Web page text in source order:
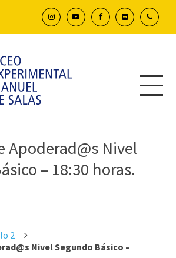
Apoderad@s Nivel
– 18:30 horas.
2
Nivel Segundo Básico –